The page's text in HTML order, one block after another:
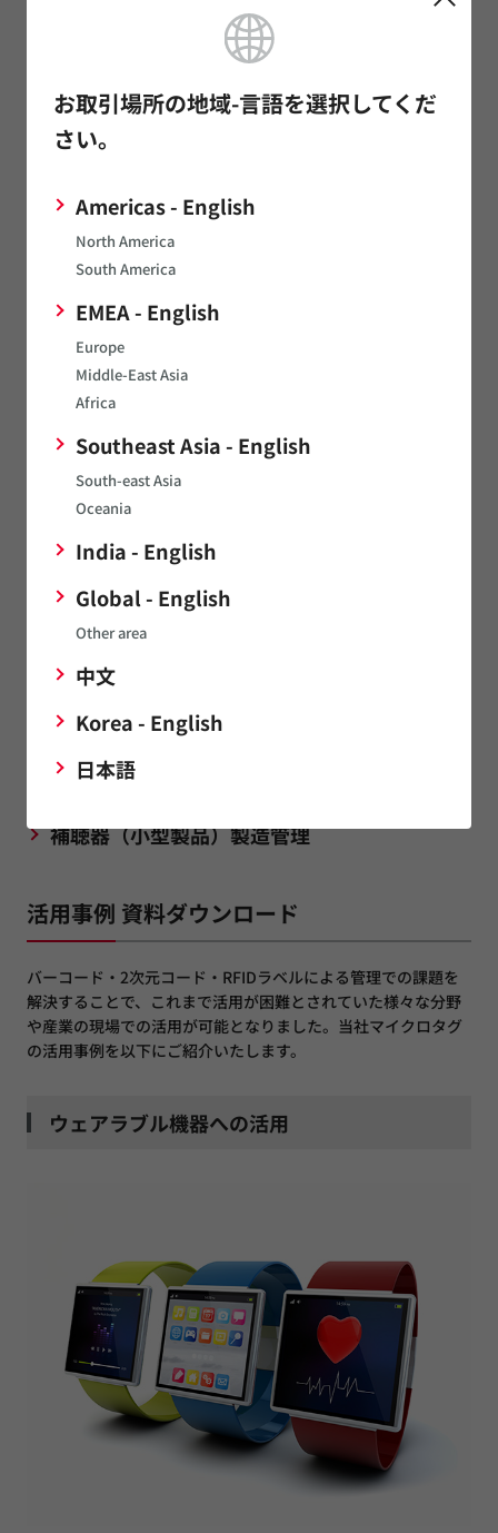
お取引場所の地域-言語を選択してくだ
さい。
Americas - English
North America
South America
EMEA - English
Europe
Middle-East Asia
Africa
Southeast Asia - English
South-east Asia
Oceania
India - English
Global - English
Other area
中文
Korea - English
日本語
PCB（プリント基板）製造管理
データセンタ配線管理
工具・設備ライフサイクル管理
補聴器（小型製品）製造管理
活用事例 資料ダウンロード
バーコード・2次元コード・RFIDラベルによる管理での課題を
解決することで、これまで活用が困難とされていた様々な分野
や産業の現場での活用が可能となりました。当社マイクロタグ
の活用事例を以下にご紹介いたします。
ウェアラブル機器への活用